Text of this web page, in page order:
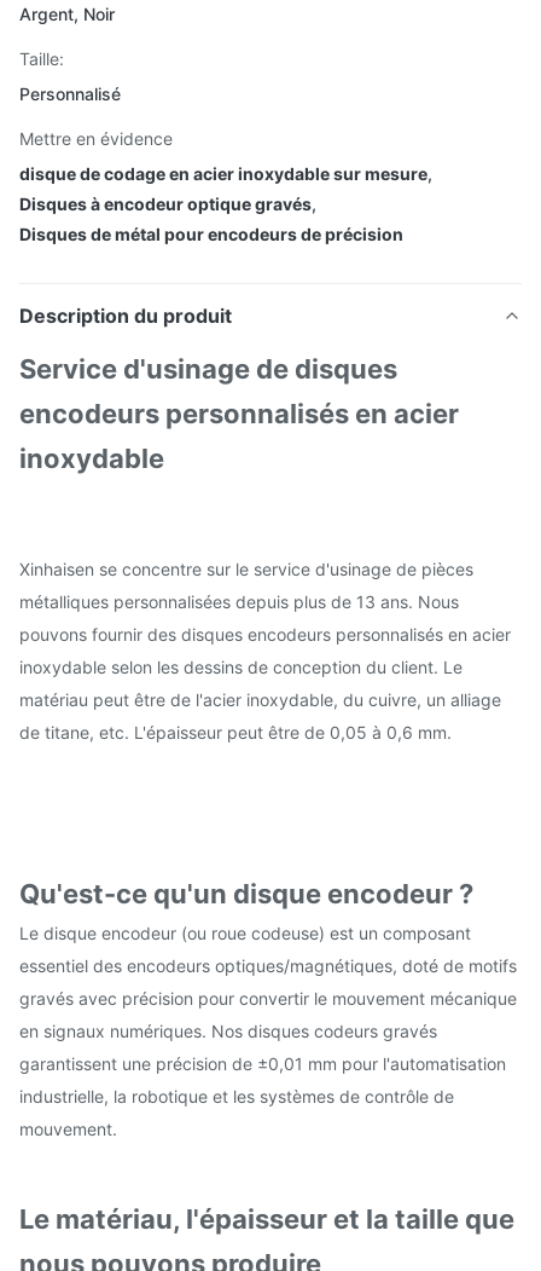
Argent, Noir
Taille:
Personnalisé
Mettre en évidence
disque de codage en acier inoxydable sur mesure,
Disques à encodeur optique gravés,
Disques de métal pour encodeurs de précision
Description du produit
Service d'usinage de disques
encodeurs personnalisés en acier
inoxydable
Xinhaisen se concentre sur le service d'usinage de pièces
métalliques personnalisées depuis plus de 13 ans. Nous
pouvons fournir des disques encodeurs personnalisés en acier
inoxydable selon les dessins de conception du client. Le
matériau peut être de l'acier inoxydable, du cuivre, un alliage
de titane, etc. L'épaisseur peut être de 0,05 à 0,6 mm.
Qu'est-ce qu'un disque encodeur ?
Le disque encodeur (ou roue codeuse) est un composant
essentiel des encodeurs optiques/magnétiques, doté de motifs
gravés avec précision pour convertir le mouvement mécanique
en signaux numériques. Nos disques codeurs gravés
garantissent une précision de ±0,01 mm pour l'automatisation
industrielle, la robotique et les systèmes de contrôle de
mouvement.
Le matériau, l'épaisseur et la taille que
nous pouvons produire